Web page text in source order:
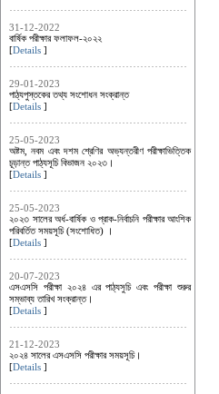
31-12-2022
বার্ষিক পরীক্ষার ফলাফল-২০২২
[Details ]
29-01-2023
পাঠ্যপুস্তকের তথ্য সংশোধন সংক্রান্ত
[Details ]
25-05-2023
অষ্টম, নবম এবং দশম শ্রেণির অভ্যন্তরীণ পরীক্ষাভিত্তিক
চূড়ান্ত পাঠ্যসূচি বিভাজন ২০২৩।
[Details ]
25-05-2023
২০২৩ সালের অর্ধ-বার্ষিক ও প্রাক-নির্বাচনি পরীক্ষার আংশিক
পরিবর্তিত সময়সূচি (সংশোধিত) ।
[Details ]
20-07-2023
এসএসসি পরীক্ষা ২০২৪ এর পাঠ্যসুচি এবং পরীক্ষা শুরুর
সম্ভাব্য তারিখ সংক্রান্ত।
[Details ]
21-12-2023
২০২৪ সালের এসএসসি পরীক্ষার সময়সূচি।
[Details ]